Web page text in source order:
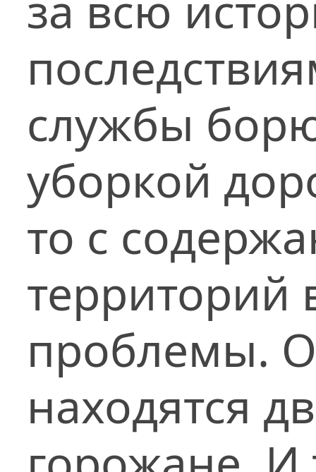
службы
уборкой
то с
территорий
проблемы.
находятся